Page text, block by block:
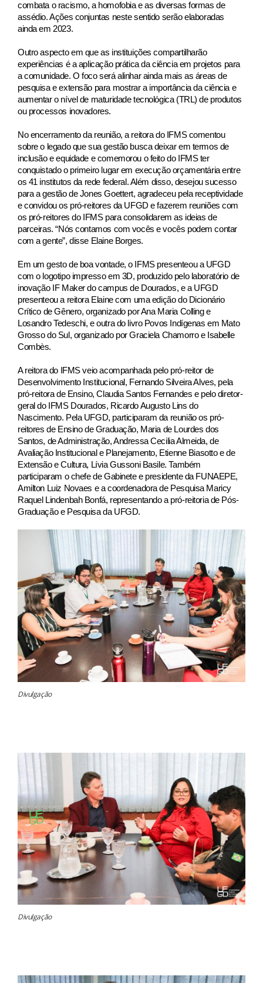
combata o racismo, a homofobia e as diversas formas de
assédio. Ações conjuntas neste sentido serão elaboradas
ainda em 2023.
Outro aspecto em que as instituições compartilharão
experiências é a aplicação prática da ciência em projetos para
a comunidade. O foco será alinhar ainda mais as áreas de
pesquisa e extensão para mostrar a importância da ciência e
aumentar o nível de maturidade tecnológica (TRL) de produtos
ou processos inovadores.
No encerramento da reunião, a reitora do IFMS comentou
sobre o legado que sua gestão busca deixar em termos de
inclusão e equidade e comemorou o feito do IFMS ter
conquistado o primeiro lugar em execução orçamentária entre
os 41 institutos da rede federal. Além disso, desejou sucesso
para a gestão de Jones Goettert, agradeceu pela receptividade
e convidou os pró-reitores da UFGD e fazerem reuniões com
os pró-reitores do IFMS para consolidarem as ideias de
parceiras. “Nós contamos com vocês e vocês podem contar
com a gente”, disse Elaine Borges.
Em um gesto de boa vontade, o IFMS presenteou a UFGD
com o logotipo impresso em 3D, produzido pelo laboratório de
inovação IF Maker do campus de Dourados, e a UFGD
presenteou a reitora Elaine com uma edição do Dicionário
Crítico de Gênero, organizado por Ana Maria Colling e
Losandro Tedeschi, e outra do livro Povos Indígenas em Mato
Grosso do Sul, organizado por Graciela Chamorro e Isabelle
Combès.
A reitora do IFMS veio acompanhada pelo pró-reitor de
Desenvolvimento Institucional, Fernando Silveira Alves, pela
pró-reitora de Ensino, Claudia Santos Fernandes e pelo diretor-
geral do IFMS Dourados, Ricardo Augusto Lins do
Nascimento. Pela UFGD, participaram da reunião os pró-
reitores de Ensino de Graduação, Maria de Lourdes dos
Santos, de Administração, Andressa Cecilia Almeida, de
Avaliação Institucional e Planejamento, Etienne Biasotto e de
Extensão e Cultura, Lívia Gussoni Basile. Também
participaram o chefe de Gabinete e presidente da FUNAEPE,
Amilton Luiz Novaes e a coordenadora de Pesquisa Maricy
Raquel Lindenbah Bonfá, representando a pró-reitoria de Pós-
Graduação e Pesquisa da UFGD.
Divulgação
Divulgação